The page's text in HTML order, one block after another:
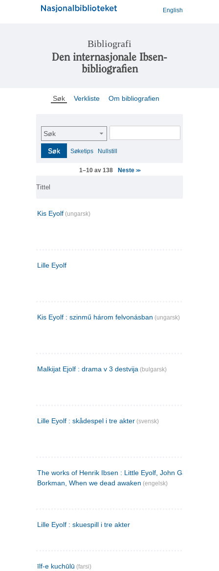
English
Bibliografi
Den internasjonale Ibsen-
bibliografien
Søk Verkliste Om bibliografien
Søk
Søk Søketips Nullstill
1–10 av 138 Neste >>
Tittel
Kis Eyolf (ungarsk)
Lille Eyolf
Kis Eyolf : szinmű három felvonásban (ungarsk)
Malkijat Ejolf : drama v 3 destvija (bulgarsk)
Lille Eyolf : skådespel i tre akter (svensk)
The works of Henrik Ibsen : Little Eyolf, John Gabriel
Borkman, When we dead awaken (engelsk)
Lille Eyolf : skuespill i tre akter
īlf-e kuchūlū (farsi)